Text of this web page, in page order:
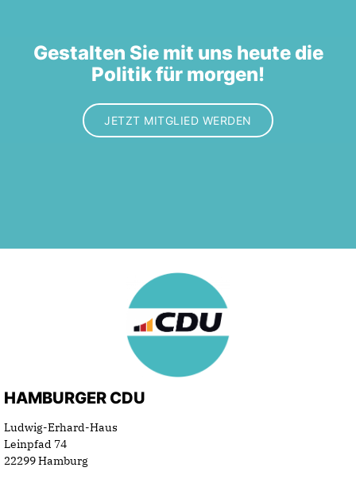
Gestalten Sie mit uns heute die
Politik für morgen!
JETZT MITGLIED WERDEN
HAMBURGER CDU
Ludwig-Erhard-Haus
Leinpfad 74
22299 Hamburg